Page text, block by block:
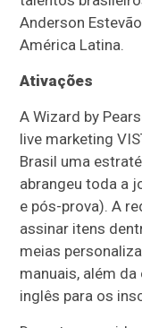
Anderson
América Latina.
Ativações
A Wizard by
live marketing
Brasil uma
abrangeu toda a
e pós-prova). A
assinar itens
meias
manuais, além
inglês para os